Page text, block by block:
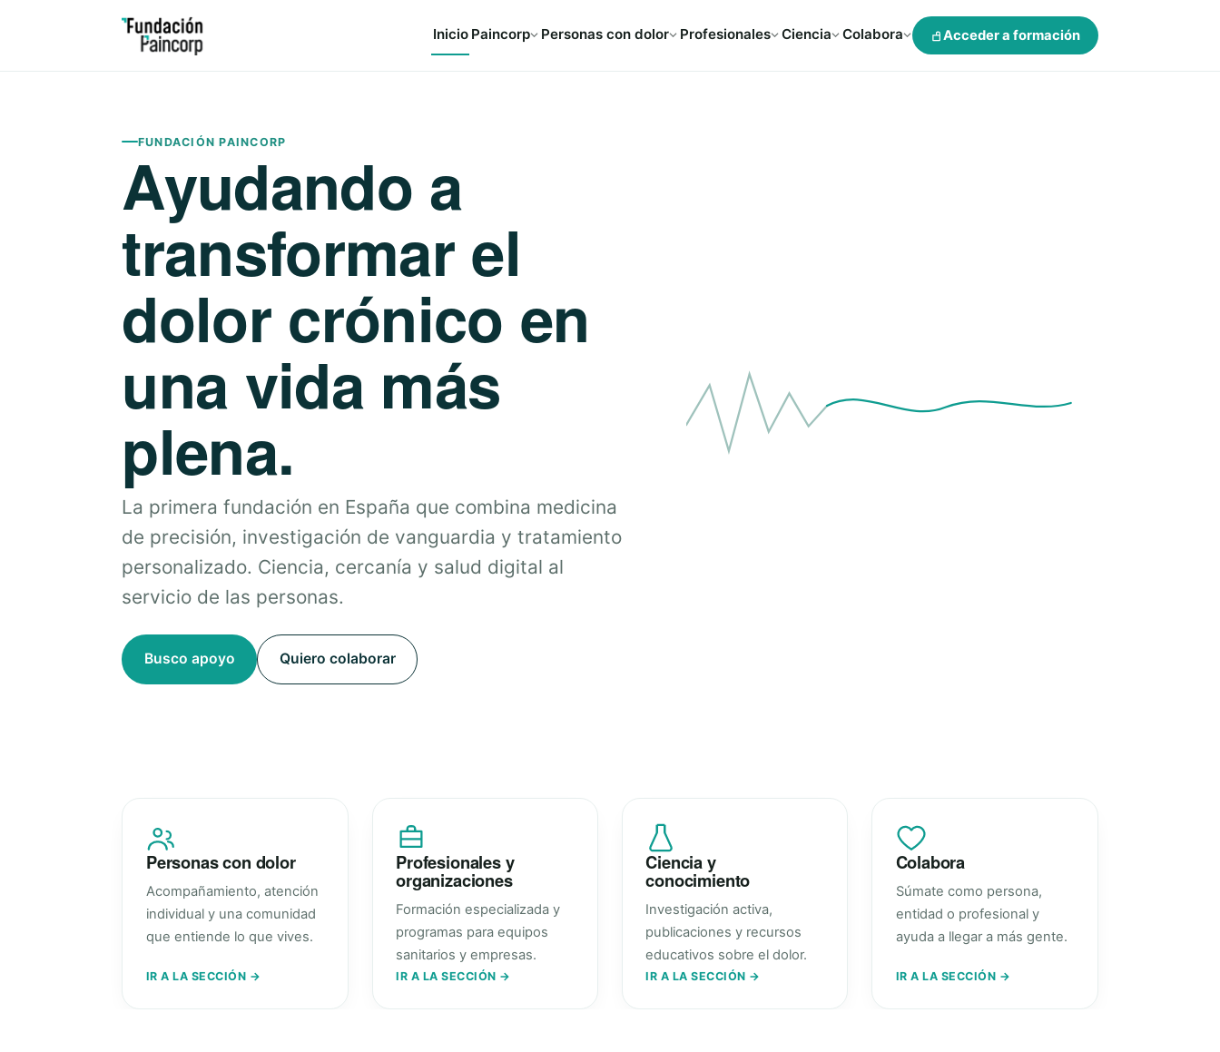
Inicio Paincorp Personas con dolor Profesionales Ciencia Colabora Acceder a formación
FUNDACIÓN PAINCORP
Ayudando a
transformar el
dolor crónico en
una vida más
plena.
La primera fundación en España que combina medicina
de precisión, investigación de vanguardia y tratamiento
personalizado. Ciencia, cercanía y salud digital al
servicio de las personas.
Busco apoyo Quiero colaborar
Personas con dolor
Acompañamiento, atención
individual y una comunidad
que entiende lo que vives.
IR A LA SECCIÓN →
Profesionales y
organizaciones
Formación especializada y
programas para equipos
sanitarios y empresas.
IR A LA SECCIÓN →
Ciencia y
conocimiento
Investigación activa,
publicaciones y recursos
educativos sobre el dolor.
IR A LA SECCIÓN →
Colabora
Súmate como persona,
entidad o profesional y
ayuda a llegar a más gente.
IR A LA SECCIÓN →